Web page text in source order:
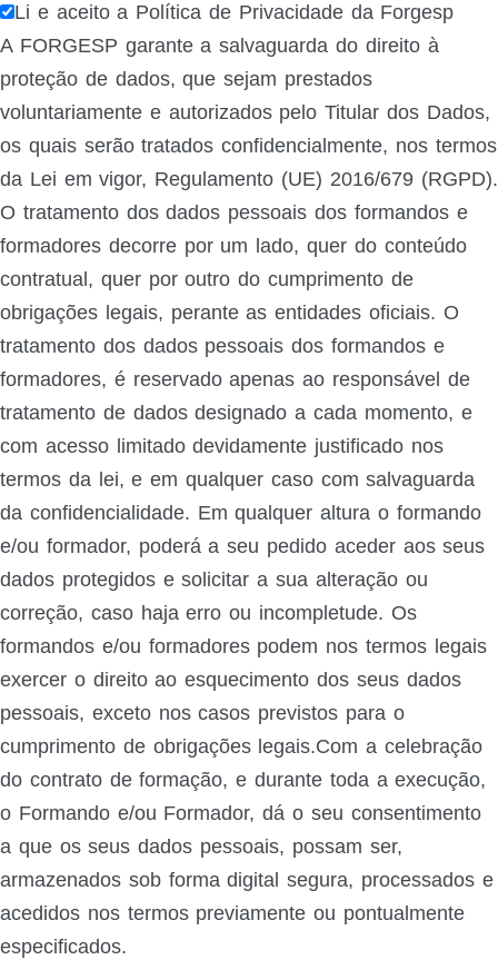
Li e aceito a Política de Privacidade da Forgesp
A FORGESP garante a salvaguarda do direito à
proteção de dados, que sejam prestados
voluntariamente e autorizados pelo Titular dos Dados,
os quais serão tratados confidencialmente, nos termos
da Lei em vigor, Regulamento (UE) 2016/679 (RGPD).
O tratamento dos dados pessoais dos formandos e
formadores decorre por um lado, quer do conteúdo
contratual, quer por outro do cumprimento de
obrigações legais, perante as entidades oficiais. O
tratamento dos dados pessoais dos formandos e
formadores, é reservado apenas ao responsável de
tratamento de dados designado a cada momento, e
com acesso limitado devidamente justificado nos
termos da lei, e em qualquer caso com salvaguarda
da confidencialidade. Em qualquer altura o formando
e/ou formador, poderá a seu pedido aceder aos seus
dados protegidos e solicitar a sua alteração ou
correção, caso haja erro ou incompletude. Os
formandos e/ou formadores podem nos termos legais
exercer o direito ao esquecimento dos seus dados
pessoais, exceto nos casos previstos para o
cumprimento de obrigações legais.Com a celebração
do contrato de formação, e durante toda a execução,
o Formando e/ou Formador, dá o seu consentimento
a que os seus dados pessoais, possam ser,
armazenados sob forma digital segura, processados e
acedidos nos termos previamente ou pontualmente
especificados.